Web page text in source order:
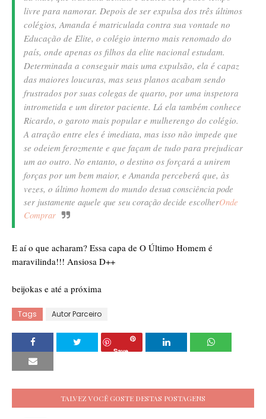
livre para namorar. Depois de ser expulsa dos três últimos
colégios, Amanda é matriculada contra sua vontade no
Educação de Elite, o colégio interno mais renomado do
país, onde apenas os filhos da elite nacional estudam.
Determinada a conseguir mais uma expulsão, ela é capaz
das maiores loucuras, mas seus planos acabam sendo
frustrados por suas colegas de quarto, por uma inspetora
intrometida e um diretor paciente. Lá ela também conhece
Ricardo, o garoto mais popular e mulherengo do colégio.
A atração entre eles é imediata, mas isso não impede que
se odeiem ferozmente e que façam de tudo para prejudicar
um ao outro. No entanto, o destino os forçará a unirem
forças por um bem maior, e Amanda perceberá que, às
vezes, o último homem do mundo desua consciência pode
ser justamente aquele que seu coração decide escolherOnde
Comprar
E aí o que acharam? Essa capa de O Último Homem é
maravilinda!!! Ansiosa D++
beijokas e até a próxima
Tags Autor Parceiro
Save
TALVEZ VOCÊ GOSTE DESTAS POSTAGENS